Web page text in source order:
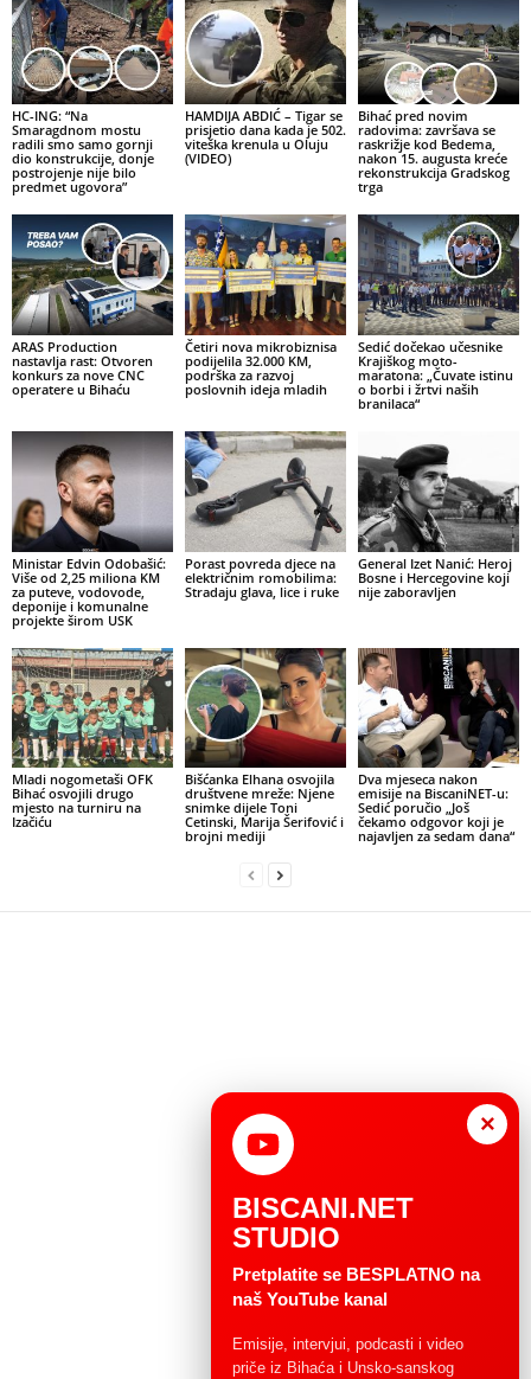
HC-ING: “Na
Smaragdnom mostu
radili smo samo gornji
dio konstrukcije, donje
postrojenje nije bilo
predmet ugovora”
HAMDIJA ABDIĆ – Tigar se
prisjetio dana kada je 502.
viteška krenula u Oluju
(VIDEO)
Bihać pred novim
radovima: završava se
raskrižje kod Bedema,
nakon 15. augusta kreće
rekonstrukcija Gradskog
trga
ARAS Production
nastavlja rast: Otvoren
konkurs za nove CNC
operatere u Bihaću
Četiri nova mikrobiznisa
podijelila 32.000 KM,
podrška za razvoj
poslovnih ideja mladih
Sedić dočekao učesnike
Krajiškog moto-
maratona: „Čuvate istinu
o borbi i žrtvi naših
branilaca“
Ministar Edvin Odobašić:
Više od 2,25 miliona KM
za puteve, vodovode,
deponije i komunalne
projekte širom USK
Porast povreda djece na
električnim romobilima:
Stradaju glava, lice i ruke
General Izet Nanić: Heroj
Bosne i Hercegovine koji
nije zaboravljen
Mladi nogometaši OFK
Bihać osvojili drugo
mjesto na turniru na
Izačiću
Bišćanka Elhana osvojila
društvene mreže: Njene
snimke dijele Toni
Cetinski, Marija Šerifović i
brojni mediji
Dva mjeseca nakon
emisije na BiscaniNET-u:
Sedić poručio „Još
čekamo odgovor koji je
najavljen za sedam dana“
×
BISCANI.NET
STUDIO
Pretplatite se BESPLATNO na
naš YouTube kanal
Emisije, intervjui, podcasti i video
priče iz Bihaća i Unsko-sanskog